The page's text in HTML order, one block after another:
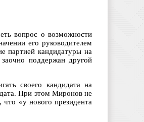
вопрос о возможности
его руководителем
партией кандидатуры на
поддержан другой
своего кандидата на
При этом Миронов не
«у нового президента